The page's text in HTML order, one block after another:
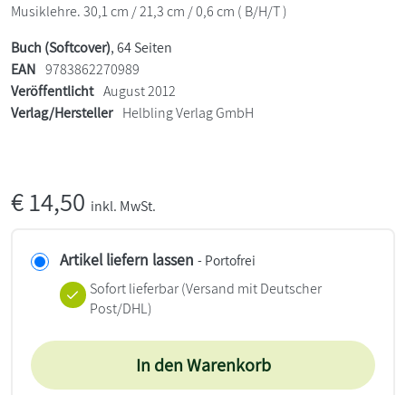
Musiklehre. 30,1 cm / 21,3 cm / 0,6 cm ( B/H/T )
Buch (Softcover), 64 Seiten
EAN 9783862270989
Veröffentlicht August 2012
Verlag/Hersteller Helbling Verlag GmbH
€14,50 inkl. MwSt.
Artikel liefern lassen - Portofrei
Sofort lieferbar(Versand mit Deutscher
Post/DHL)
In den Warenkorb